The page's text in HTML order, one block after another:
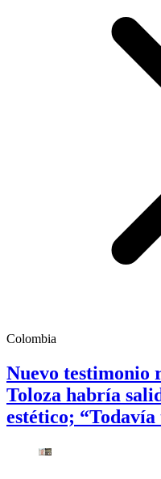
Colombia
Nuevo testimonio
Toloza habría
estético;